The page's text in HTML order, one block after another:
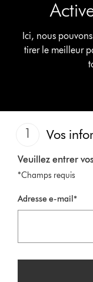
Ici, nous
tirer le meilleur
1 Vos
Veuillez entrer
*Champs requis
Adresse e-mail*